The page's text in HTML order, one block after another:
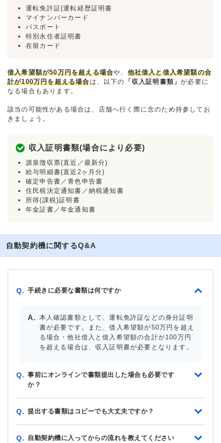
運転免許証(運転経歴証明書
マイナンバーカード
パスポート
特別永住者証明書
在留カード
借入希望額が50万円を超える場合や、 他社借入と借入希望額の合
計が100万円を超える場合は、以下の 「収入証明書類」が必要に
なる場合もあります。
該当の可能性がある場合は、店舗へ行く際に念のため持参してお
きましょう。
収入証明書類(場合により必要)
源泉徴収票(直近／最新分)
給与明細書(直近2ヶ月分)
確定申告書／青色申告書
住民税決定通知書／納税通知書
所得(課税)証明書
年金証書／年金通知書
自動契約機に関するQ&A
Q. 手続きに必要な書類は何ですか
本人確認書類として、運転免許証などの身分証明
書が必要です。また、借入希望額が50万円を超え
る場合・他社借入と借入希望額の合計が100万円
を超える場合は、収入証明書が必要となります。
Q. 事前にオンラインで書類提出した場合も必要です
か？
Q. 提出する書類はコピーでも大丈夫ですか？
Q. 自動契約機に入ってからの流れを教えてください